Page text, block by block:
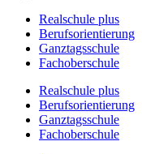
Realschule plus
Berufsorientierung
Ganztagsschule
Fachoberschule
Realschule plus
Berufsorientierung
Ganztagsschule
Fachoberschule